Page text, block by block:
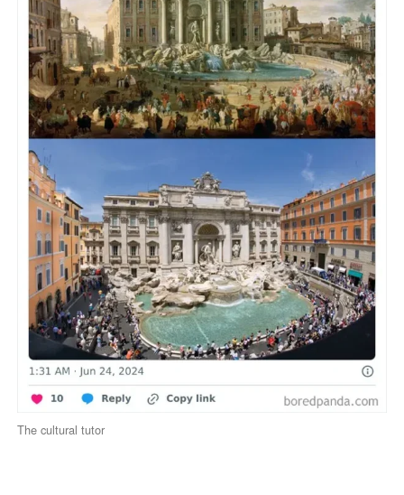
The cultural tutor